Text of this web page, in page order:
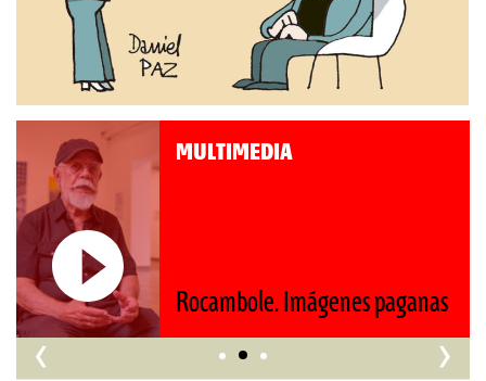
MULTIMEDIA
Rocambole. Imágenes paganas
‹ ›